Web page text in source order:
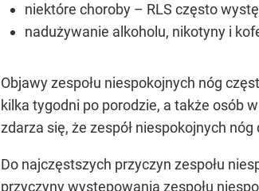
niektóre choroby – RLS często
nadużywanie alkoholu, nikotyny i
Objawy zespołu niespokojnych nóg
kilka tygodni po porodzie, a także osób
zdarza się, że zespół niespokojnych
Do najczęstszych przyczyn zespołu
przyczyny występowania zespołu